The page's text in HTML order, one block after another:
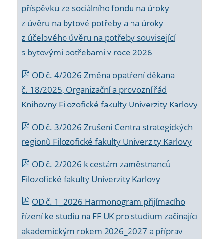
příspěvku ze sociálního fondu na úroky
z úvěru na bytové potřeby a na úroky
z účelového úvěru na potřeby související
s bytovými potřebami v roce 2026
OD č. 4/2026 Změna opatření děkana
č. 18/2025, Organizační a provozní řád
Knihovny Filozofické fakulty Univerzity Karlovy
OD č. 3/2026 Zrušení Centra strategických
regionů Filozofické fakulty Univerzity Karlovy
OD č. 2/2026 k cestám zaměstnanců
Filozofické fakulty Univerzity Karlovy
OD č. 1_2026 Harmonogram přijímacího
řízení ke studiu na FF UK pro studium začínající
akademickým rokem 2026_2027 a příprav